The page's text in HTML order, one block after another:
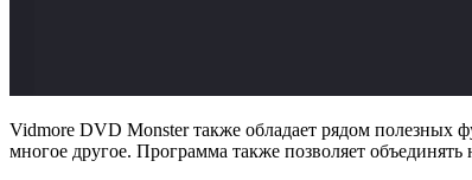
Vidmore DVD Monster также обладает рядом полезных
многое другое. Программа также позволяет